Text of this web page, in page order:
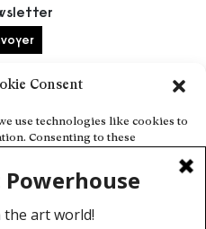
Consent
use technologies like cookies to
Consenting to these
or withdrawing consent,
and functions.